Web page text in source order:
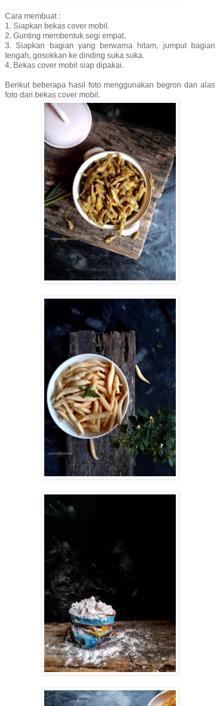
Cara membuat :
1. Siapkan bekas cover mobil.
2. Gunting membentuk segi empat.
3. Siapkan bagian yang berwarna hitam, jumput bagian
tengah, gosokkan ke dinding suka suka.
4. Bekas cover mobil siap dipakai.
Berikut beberapa hasil foto menggunakan begron dan alas
foto dari bekas cover mobil.